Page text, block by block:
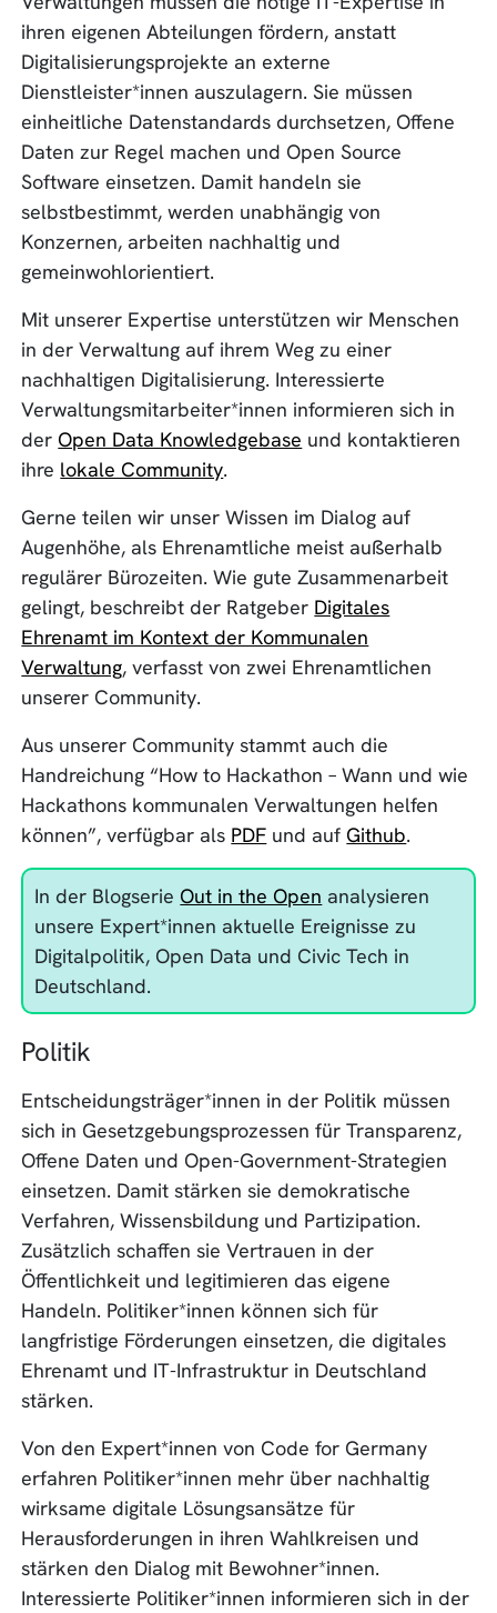
ihren eigenen Abteilungen fördern, anstatt
Digitalisierungsprojekte an externe
Dienstleister*innen auszulagern. Sie müssen
einheitliche Datenstandards durchsetzen, Offene
Daten zur Regel machen und Open Source
Software einsetzen. Damit handeln sie
selbstbestimmt, werden unabhängig von
Konzernen, arbeiten nachhaltig und
gemeinwohlorientiert.
Mit unserer Expertise unterstützen wir Menschen
in der Verwaltung auf ihrem Weg zu einer
nachhaltigen Digitalisierung. Interessierte
Verwaltungsmitarbeiter*innen informieren sich in
der Open Data Knowledgebase und kontaktieren
ihre lokale Community.
Gerne teilen wir unser Wissen im Dialog auf
Augenhöhe, als Ehrenamtliche meist außerhalb
regulärer Bürozeiten. Wie gute Zusammenarbeit
gelingt, beschreibt der Ratgeber Digitales
Ehrenamt im Kontext der Kommunalen
Verwaltung, verfasst von zwei Ehrenamtlichen
unserer Community.
Aus unserer Community stammt auch die
Handreichung “How to Hackathon – Wann und wie
Hackathons kommunalen Verwaltungen helfen
können”, verfügbar als PDF und auf Github.
In der Blogserie Out in the Open analysieren
unsere Expert*innen aktuelle Ereignisse zu
Digitalpolitik, Open Data und Civic Tech in
Deutschland.
Politik
Entscheidungsträger*innen in der Politik müssen
sich in Gesetzgebungsprozessen für Transparenz,
Offene Daten und Open-Government-Strategien
einsetzen. Damit stärken sie demokratische
Verfahren, Wissensbildung und Partizipation.
Zusätzlich schaffen sie Vertrauen in der
Öffentlichkeit und legitimieren das eigene
Handeln. Politiker*innen können sich für
langfristige Förderungen einsetzen, die digitales
Ehrenamt und IT-Infrastruktur in Deutschland
stärken.
Von den Expert*innen von Code for Germany
erfahren Politiker*innen mehr über nachhaltig
wirksame digitale Lösungsansätze für
Herausforderungen in ihren Wahlkreisen und
stärken den Dialog mit Bewohner*innen.
Interessierte Politiker*innen informieren sich in der